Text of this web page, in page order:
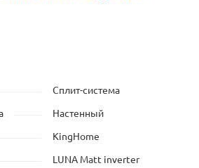
Сплит-система
Настенный
KingHome
LUNA Matt inverter